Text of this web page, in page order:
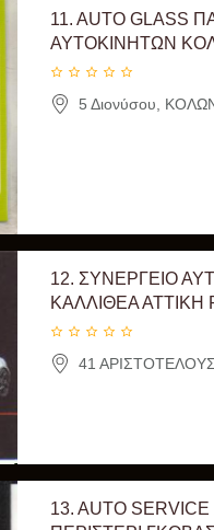
11. AUTO GLASS
ΑΥΤΟΚΙΝΗΤΩΝ
5 Διονύσου,
12. ΣΥΝΕΡΓΕΙΟ
ΚΑΛΛΙΘΕΑ
41
13. AUTO